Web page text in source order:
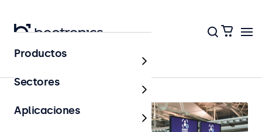
Control de acceso
Productos
Sectores
Aplicaciones